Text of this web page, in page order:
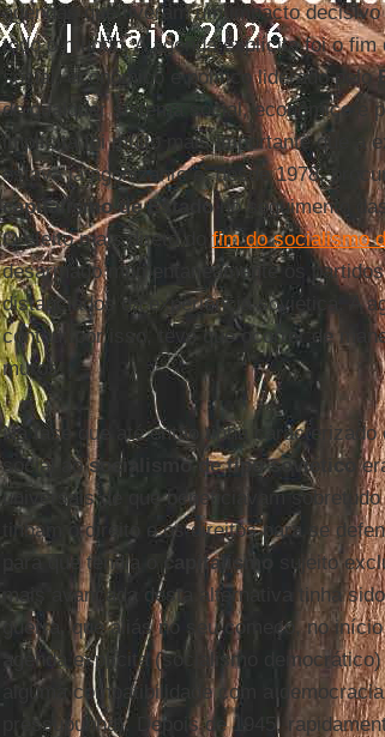
agendas que tiveram um impacto
todo o mundo. A agenda explícita foi o
social, econômico e político liderado pelo
de qualquer sistema social, econômico e
implícita foi muito mais importante que a
estava já agonizante e, desde 1978,
capitalismo de Estadono seguimento
O efeito mais direto dofim do socialismo
desarmado momentaneamente os
distanciados da experiência soviética. A
contou; por isso, teve que ocorrer de
muros.
Na fase que até então tinha
social aosocialismo de tipo soviético
universais de que beneficiavam
tinham o direito e os direitos para se
para que tendia o capitalismo sujeito
mais avançada desta alternativa tinha
guerra, que aliás no seu começo, no
agenda explícita (socialismo
alguma compatibilidade com a
pressupunha). Depois de 1945,